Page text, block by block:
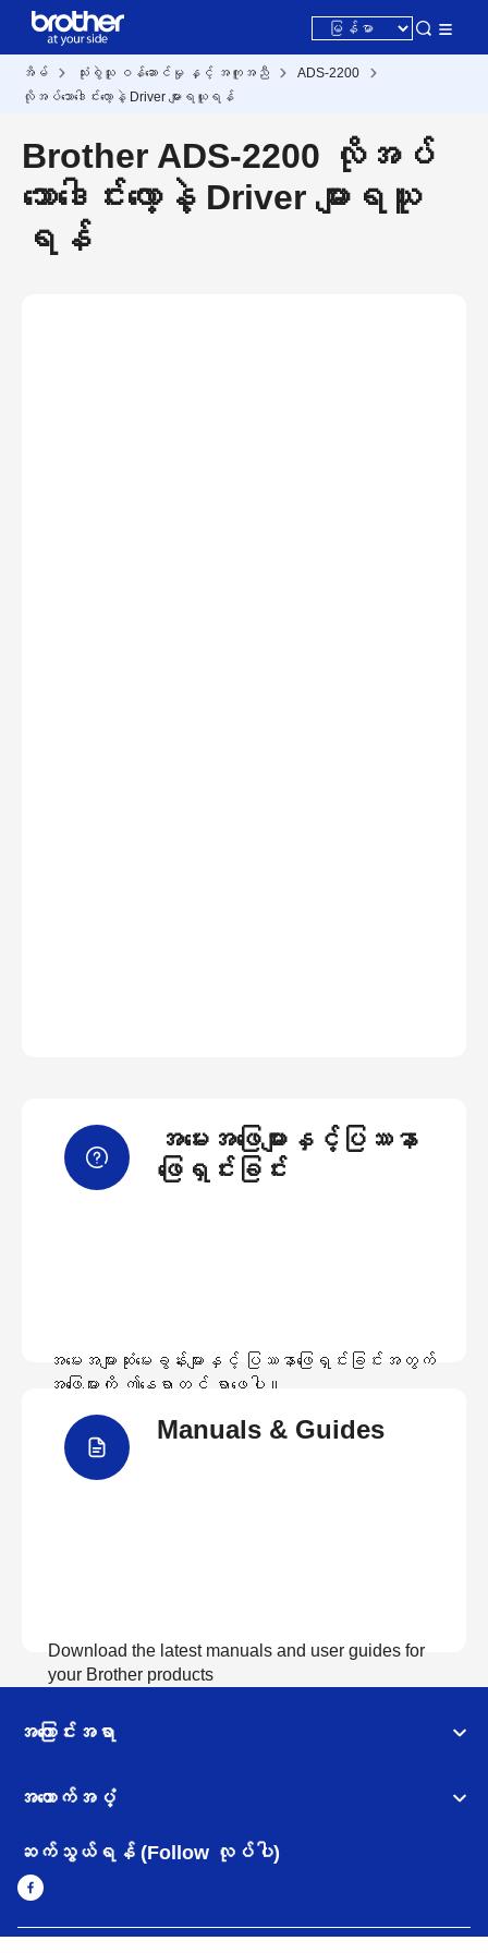
အိမ် သုံးစွဲသူ ဝန်ဆောင်မှု နှင့် အကူအညီ
ADS-2200
လိုအပ်သောဒေါင်းလော့နဲ့ Driver များရယူရန်
Brother ADS-2200 လိုအပ်
သောဒေါင်းလော့နဲ့ Driver များရယူ
ရန်
အမေးအဖြေများနှင့်ပြဿနာ
ဖြေရှင်းခြင်း
အမေးအများဆုံးမေးခွန်းများနှင့် ပြဿနာဖြေရှင်းခြင်းအတွက်
အဖြေများကို ဤနေရာတွင် ရှာဖွေပါ။
Manuals & Guides
Download the latest manuals and user guides for
your Brother products
အကြောင်းအရာ
အထောက်အပံ့
ဆက်သွယ်ရန် (Follow လုပ်ပါ)